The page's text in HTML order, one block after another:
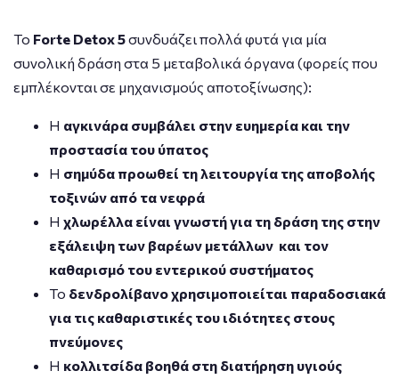
Το Forte Detox 5συνδυάζει πολλά φυτά για μία
συνολική δράση στα 5 μεταβολικά όργανα (φορείς που
εμπλέκονται σε μηχανισμούς αποτοξίνωσης):
Η αγκινάρα συμβάλει στην ευημερία και την
προστασία του ύπατος
Η σημύδα προωθεί τη λειτουργία της αποβολής
τοξινών από τα νεφρά
Η χλωρέλλα είναι γνωστή για τη δράση της στην
εξάλειψη των βαρέων μετάλλων και τον
καθαρισμό του εντερικού συστήματος
Το δενδρολίβανο χρησιμοποιείται παραδοσιακά
για τις καθαριστικές του ιδιότητες στους
πνεύμονες
Η κολλιτσίδα βοηθά στη διατήρηση υγιούς